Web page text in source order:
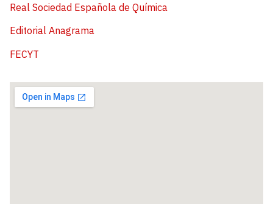
Real Sociedad Española de Química
Editorial Anagrama
FECYT